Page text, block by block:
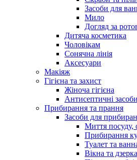
Засоби для
Мило
Догляд за
Дитяча косметика
Чоловікам
Сонячна лінія
Аксесуари
Макіяж
Гігієна та захист
Жіноча гігієна
Антисептичні засоби
Прибирання та прання
Засоби для
Миття посуду,
Прибирання
Туалет та
Вікна та